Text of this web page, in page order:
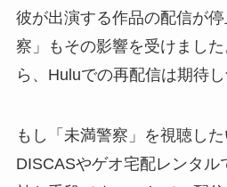
彼が出演する作品の配信が
察」もその影響を受けまし
ら、Huluでの再配信は期待し
もし「未満警察」を視聴し
DISCASやゲオ宅配レンタル